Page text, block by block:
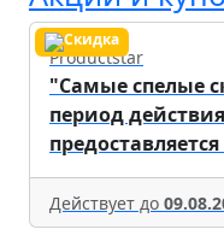
Productstar
"Самые спелые
период
Действует до